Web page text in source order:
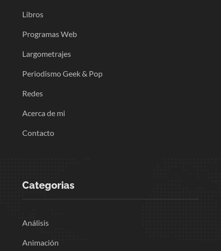
Libros
Programas Web
Largometrajes
Periodismo Geek & Pop
Redes
Acerca de mi
Contacto
Categorias
Análisis
Animación